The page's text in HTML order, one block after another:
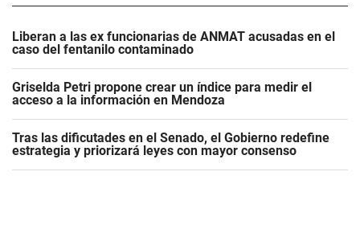
Liberan a las ex funcionarias de ANMAT acusadas en el
caso del fentanilo contaminado
Griselda Petri propone crear un índice para medir el
acceso a la información en Mendoza
Tras las dificutades en el Senado, el Gobierno redefine
estrategia y priorizará leyes con mayor consenso